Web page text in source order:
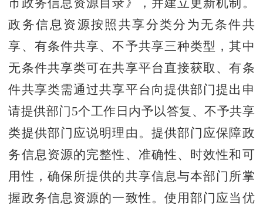
市政务信息资源目录》，并建立更新机制。
政务信息资源按照共享分类分为无条件共
享、有条件共享、不予共享三种类型，其中
无条件共享类可在共享平台直接获取、有条
件共享类需通过共享平台向提供部门提出申
请提供部门5个工作日内予以答复、不予共享
类提供部门应说明理由。提供部门应保障政
务信息资源的完整性、准确性、时效性和可
用性，确保所提供的共享信息与本部门所掌
握政务信息资源的一致性。使用部门应当优